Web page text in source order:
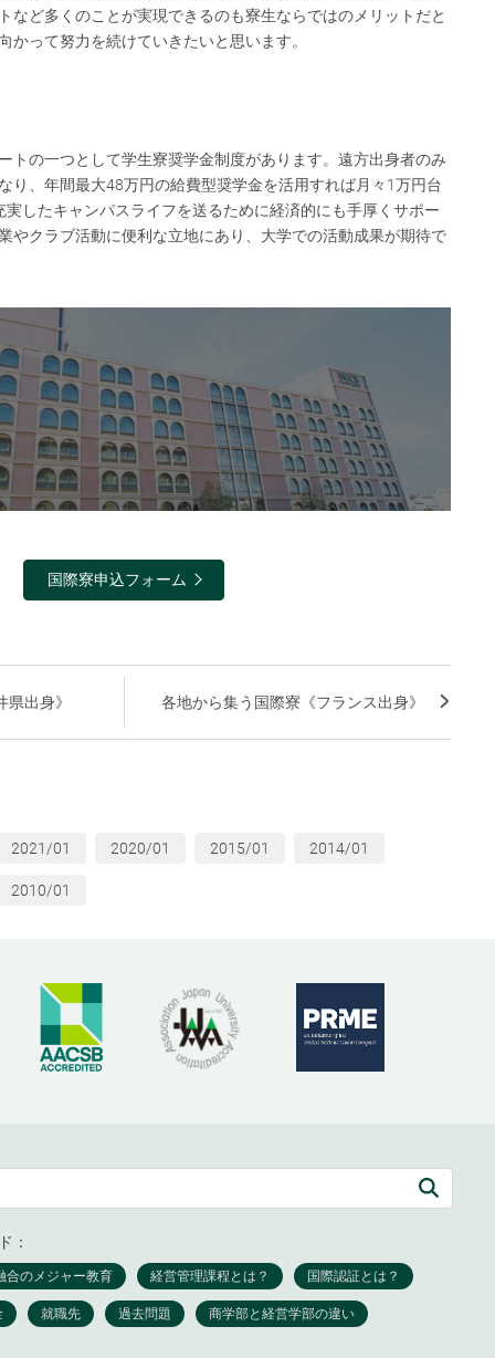
など多くのことが実現できるのも寮生ならではのメリットだと
かって努力を続けていきたいと思います。
トの一つとして学生寮奨学金制度があります。遠方出身者のみ
り、年間最大48万円の給費型奨学金を活用すれば月々1万円台
したキャンパスライフを送るために経済的にも手厚くサポー
やクラブ活動に便利な立地にあり、大学での活動成果が期待で
国際寮申込フォーム
出身》 各地から集う国際寮《フランス出身》
2021/01 2020/01 2015/01 2014/01
2010/01
：